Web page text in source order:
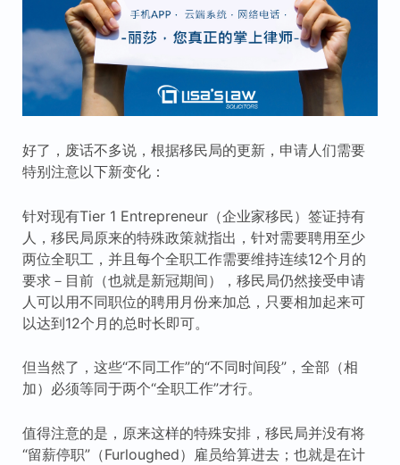
好了，废话不多说，根据移民局的更新，申请人们需要
特别注意以下新变化：
针对现有Tier 1 Entrepreneur（企业家移民）签证持有
人，移民局原来的特殊政策就指出，针对需要聘用至少
两位全职工，并且每个全职工作需要维持连续12个月的
要求－目前（也就是新冠期间），移民局仍然接受申请
人可以用不同职位的聘用月份来加总，只要相加起来可
以达到12个月的总时长即可。
但当然了，这些“不同工作”的“不同时间段”，全部（相
加）必须等同于两个“全职工作”才行。
值得注意的是，原来这样的特殊安排，移民局并没有将
“留薪停职”（Furloughed）雇员给算进去；也就是在计